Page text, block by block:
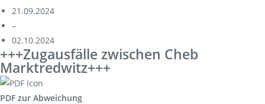
Verbindungen
Tickets
Freizeit
Service
Unternehmen
21.09.2024
–
02.10.2024
+++Zugausfälle zwischen Cheb
Marktredwitz+++
PDF zur Abweichung